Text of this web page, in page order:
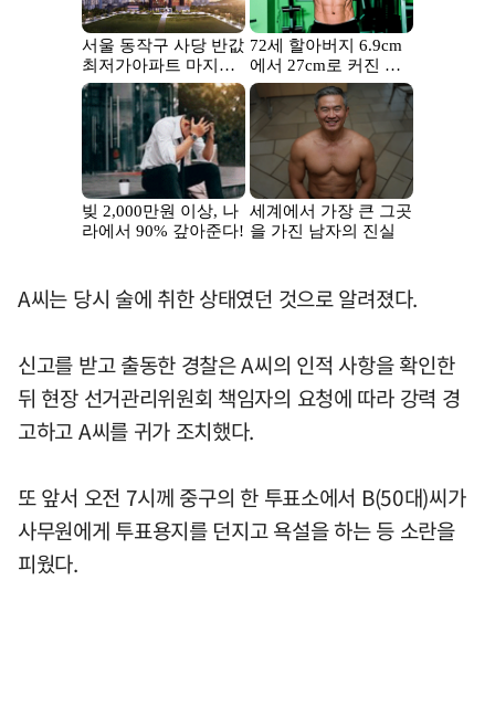
A씨는 당시 술에 취한 상태였던 것으로 알려졌다.
신고를 받고 출동한 경찰은 A씨의 인적 사항을 확인한
뒤 현장 선거관리위원회 책임자의 요청에 따라 강력 경
고하고 A씨를 귀가 조치했다.
또 앞서 오전 7시께 중구의 한 투표소에서 B(50대)씨가
사무원에게 투표용지를 던지고 욕설을 하는 등 소란을
피웠다.